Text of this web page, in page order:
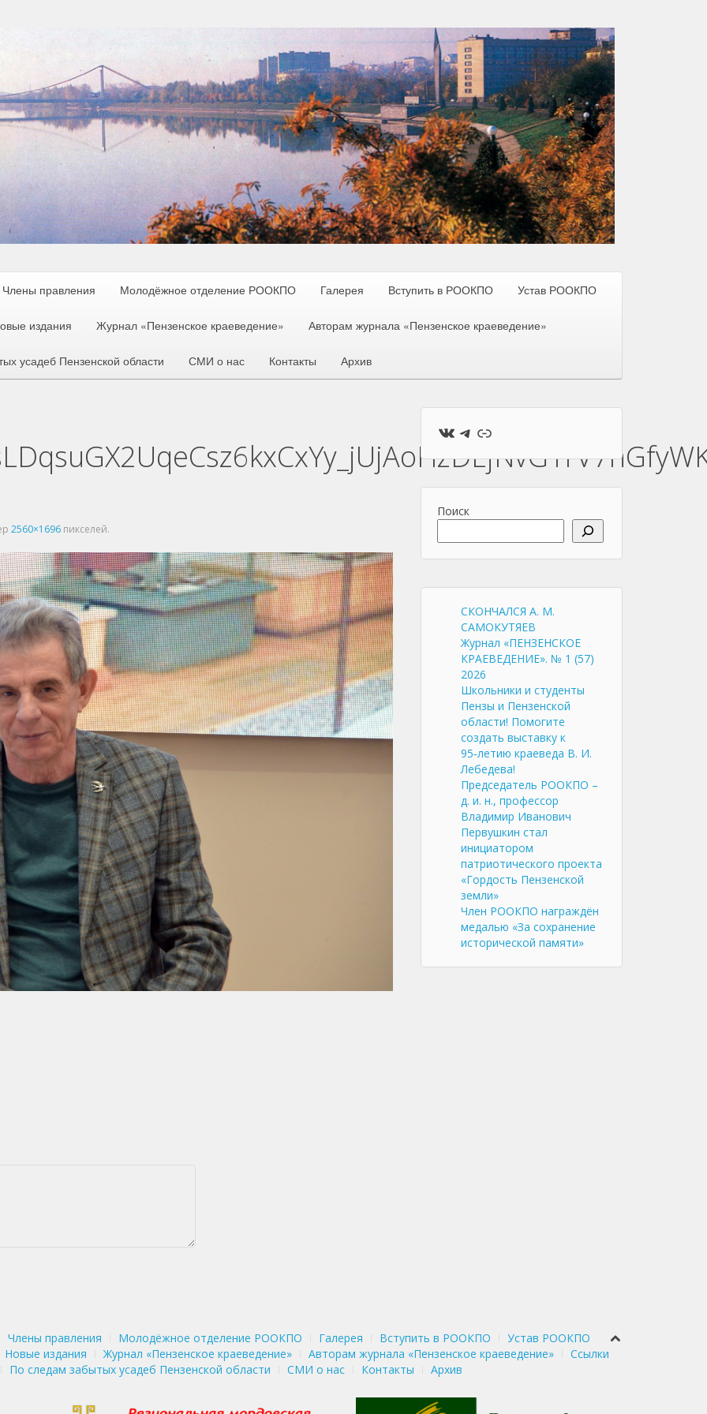
Члены правления Молодёжное отделение РООКПО Галерея Вступить в РООКПО Устав РООКПО
издания Журнал «Пензенское краеведение» Авторам журнала «Пензенское краеведение»
усадеб Пензенской области СМИ о нас Контакты Архив
2560×1696 пикселей.
ВКонтакте
Telegram
Ссылка
Поиск
СКОНЧАЛСЯ А. М.
САМОКУТЯЕВ
Журнал «ПЕНЗЕНСКОЕ
КРАЕВЕДЕНИЕ». № 1 (57)
2026
Школьники и студенты
Пензы и Пензенской
области! Помогите
создать выставку к
95‑летию краеведа В. И.
Лебедева!
Председатель РООКПО –
д. и. н., профессор
Владимир Иванович
Первушкин стал
инициатором
патриотического проекта
«Гордость Пензенской
земли»
Член РООКПО награждён
медалью «За сохранение
исторической памяти»
Члены правления Молодёжное отделение РООКПО Галерея Вступить в РООКПО
Устав РООКПО
Новые издания
Журнал «Пензенское краеведение» Авторам журнала «Пензенское краеведение»
Ссылки
По следам забытых усадеб Пензенской области
СМИ о нас Контакты Архив